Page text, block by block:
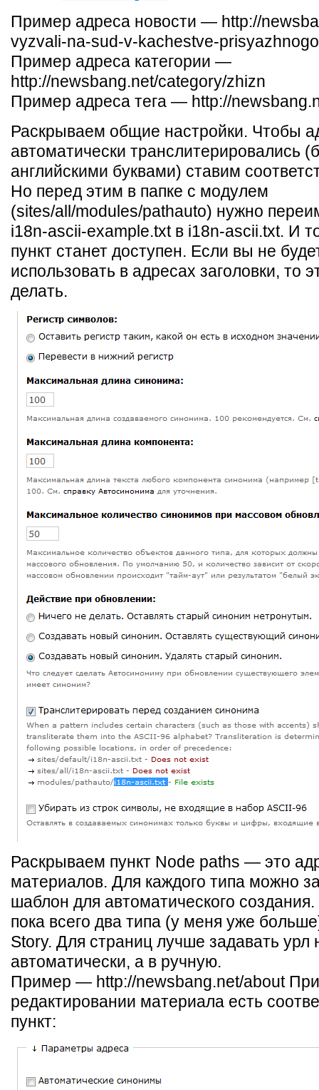
Пример адреса новости — http://
vyzvali-na-sud-v-kachestve-prisyazhnogo
Пример адреса категории —
http://newsbang.net/category/zhizn
Пример адреса тега — http://
Раскрываем общие настройки. Чтобы
автоматически транслитерировались
английскими буквами) ставим
Но перед этим в папке с модулем
(sites/all/modules/pathauto) нужно
i18n-ascii-example.txt в i18n-ascii.txt. И
пункт станет доступен. Если вы не
использовать в адресах заголовки, то
делать.
Раскрываем пункт Node paths — это
материалов. Для каждого типа можно
шаблон для автоматического
пока всего два типа (у меня уже
Story. Для страниц лучше задавать урл
автоматически, а в ручную.
Пример — http://newsbang.net/about
редактировании материала есть
пункт: